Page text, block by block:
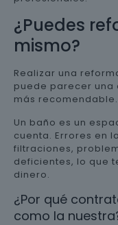
¿Puedes
mismo?
Realizar una
puede parecer una
más recomendable.
Un baño es un
cuenta. Errores en
filtraciones,
deficientes, lo que
dinero.
¿Por qué
como la